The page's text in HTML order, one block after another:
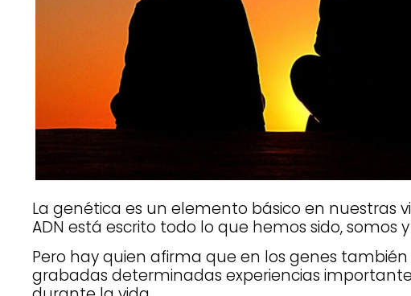
La genética es un elemento básico en nuestras
ADN está escrito todo lo que hemos sido, somos
Pero hay quien afirma que en los genes
grabadas determinadas experiencias